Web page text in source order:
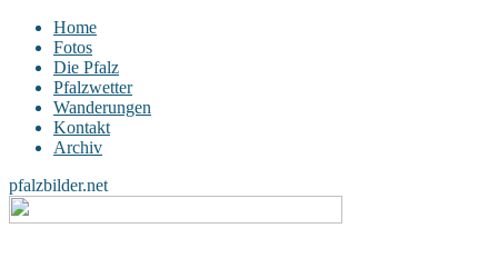
Home
Fotos
Die Pfalz
Pfalzwetter
Wanderungen
Kontakt
Archiv
pfalzbilder.net